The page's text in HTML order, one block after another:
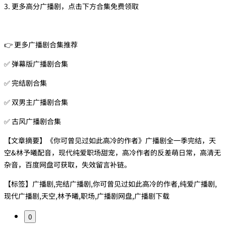
3. 更多高分广播剧，点击下方合集免费领取
👉 更多广播剧合集推荐
✅ 弹幕版广播剧合集
✅ 完结剧合集
✅ 双男主广播剧合集
✅ 古风广播剧合集
【文章摘要】《你可曾见过如此高冷的作者》广播剧全一季完结，天
空&林予曦配音，现代纯爱职场甜宠，高冷作者的反差萌日常，高清无
杂音，百度网盘可获取，失效留言补链。
【标签】广播剧,完结广播剧,你可曾见过如此高冷的作者,纯爱广播剧,
现代广播剧,天空,林予曦,职场,广播剧网盘,广播剧下载
0